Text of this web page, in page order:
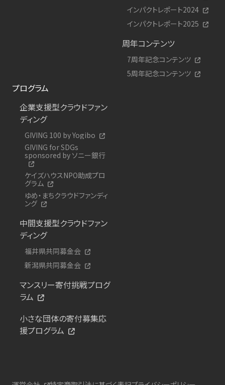
インパクトレポート2024
インパクトレポート2025
周年コンテンツ
7周年記念コンテンツ
5周年記念コンテンツ
プログラム
企業支援型クラウドファン
ディング
GIVING 100 by Yogibo
GIVING for SDGs
sponsored by ソニー銀行
ケイズハウスNPO助成プロ
グラム
ゆめ・まちクラウドファンディ
ング
中間支援型クラウドファン
ディング
福井県共同募金会
新潟県共同募金会
マンスリー寄付挑戦プログ
ラム
小さな団体の寄付募集応
援プログラム